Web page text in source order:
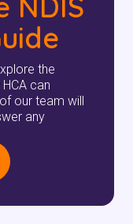
the
can
our team will
any